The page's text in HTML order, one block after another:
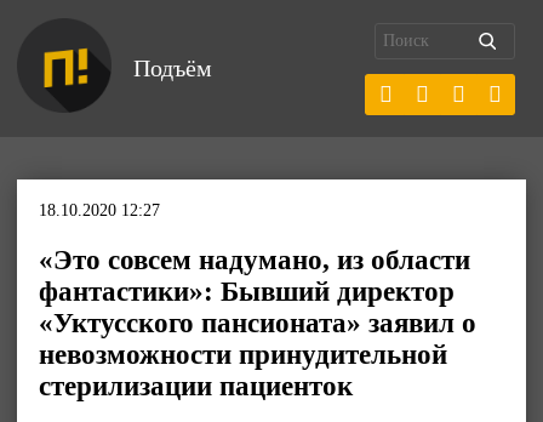
Подъём
18.10.2020 12:27
«Это совсем надумано, из области
фантастики»: Бывший директор
«Уктусского пансионата» заявил о
невозможности принудительной
стерилизации пациенток